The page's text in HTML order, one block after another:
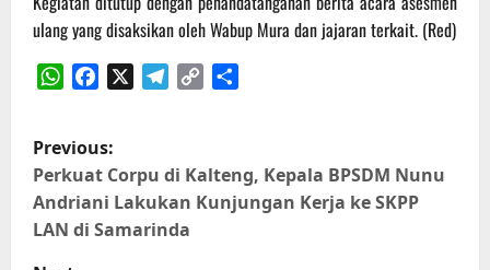
ulang yang disaksikan oleh Wabup Mura dan jajaran terkait. (Red)
P
o
s
Previous:
Perkuat Corpu di Kalteng, Kepala BPSDM Nunu
Andriani Lakukan Kunjungan Kerja ke SKPP
LAN di Samarinda